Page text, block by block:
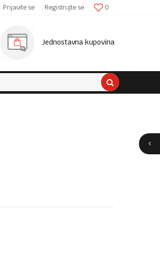
ISPORUKA! 0
Prijavite se Registrujte se
Jednostavna kupovina